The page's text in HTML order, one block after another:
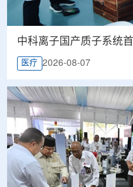
中科离子国产质子系统
医疗 2026-08-07